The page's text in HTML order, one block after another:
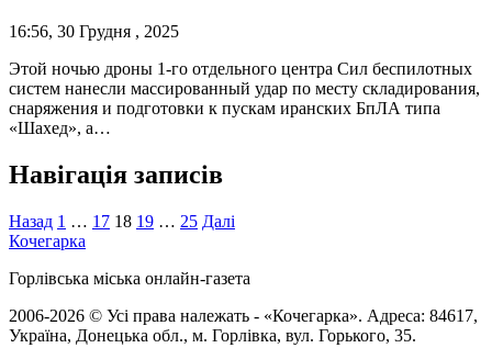
16:56, 30 Грудня , 2025
Этой ночью дроны 1-го отдельного центра Сил беспилотных
систем нанесли массированный удар по месту складирования,
снаряжения и подготовки к пускам иранских БпЛА типа
«Шахед», а…
Навігація записів
Назад 1 … 17 18 19 … 25 Далі
Кочегарка
Горлівська міська онлайн-газета
2006-2026 © Усі права належать - «Кочегарка». Адреса: 84617,
Україна, Донецька обл., м. Горлівка, вул. Горького, 35.